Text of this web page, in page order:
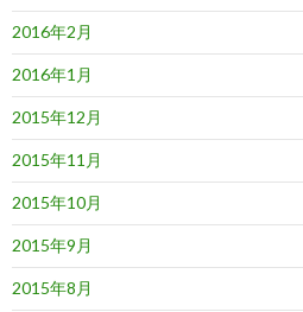
2016年2月
2016年1月
2015年12月
2015年11月
2015年10月
2015年9月
2015年8月